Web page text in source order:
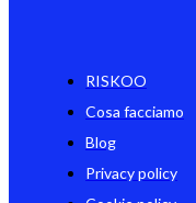
RISKOO
Cosa facciamo
Blog
Privacy policy